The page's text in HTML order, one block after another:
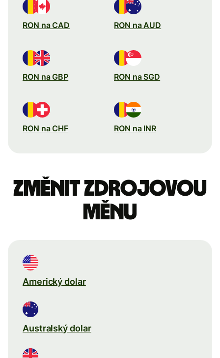
RON na CAD RON na AUD
RON na GBP RON na SGD
RON na CHF RON na INR
Změnit zdrojovou
měnu
Americký dolar
Australský dolar